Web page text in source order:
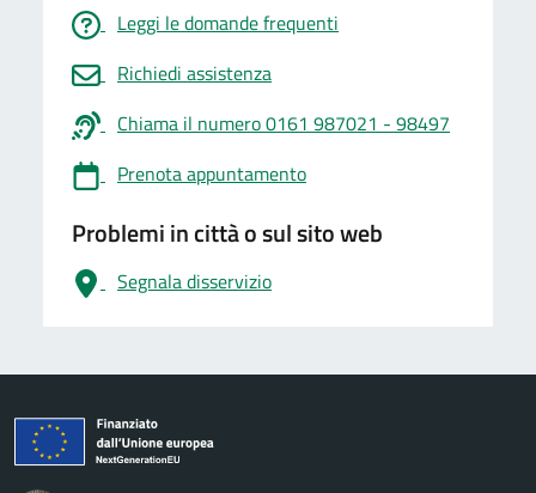
Leggi le domande frequenti
Richiedi assistenza
Chiama il numero 0161 987021 - 98497
Prenota appuntamento
Problemi in città o sul sito web
Segnala disservizio
logo Unione Europea